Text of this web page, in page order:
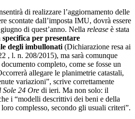
di realizzare l’aggiornamento delle
scontate dall’imposta IMU, dovrà essere
di quest’anno. Nella release è stata
per presentare
degli imbullonati (Dichiarazione resa ai
, l. n. 208/2015), ma sarà comunque
completo, come se fosse un
allegare le planimetrie catastali,
variazioni”, scrive correttamente
Sole 24 Ore di ieri. Ma non solo: il
i “modelli descrittivi dei beni e della
complesso, secondo gli usuali criteri”.